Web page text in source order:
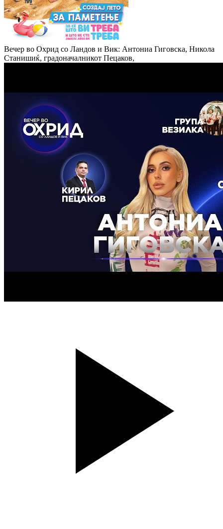
Вечер во Охрид со Ландов и Вик: Антониа Гиговска, Никола
Станишиќ, градоначалникот Пецаков,